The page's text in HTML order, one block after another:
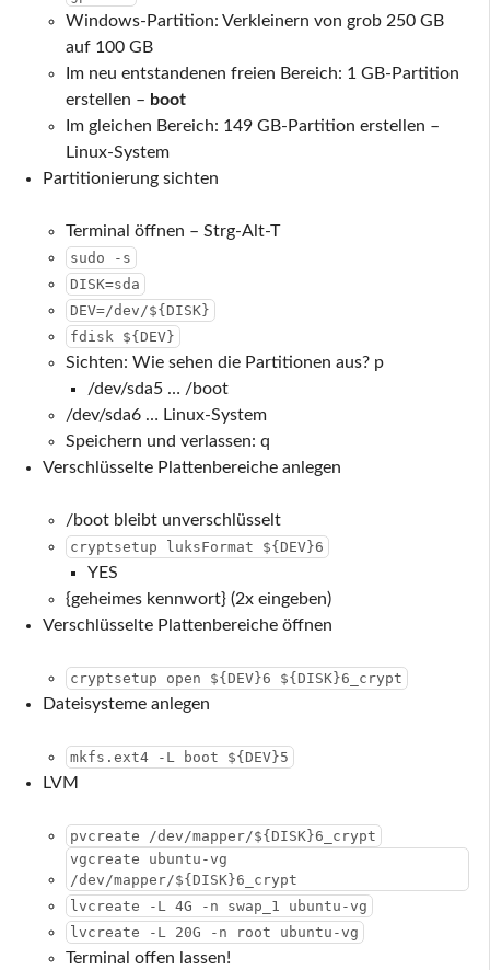
Windows-Partition: Verkleinern von grob 250 GB
auf 100 GB
Im neu entstandenen freien Bereich: 1 GB-Partition
erstellen – boot
Im gleichen Bereich: 149 GB-Partition erstellen –
Linux-System
Partitionierung sichten
Terminal öffnen – Strg-Alt-T
sudo -s
DISK=sda
DEV=/dev/${DISK}
fdisk ${DEV}
Sichten: Wie sehen die Partitionen aus? p
/dev/sda5 … /boot
/dev/sda6 … Linux-System
Speichern und verlassen: q
Verschlüsselte Plattenbereiche anlegen
/boot bleibt unverschlüsselt
cryptsetup luksFormat ${DEV}6
YES
{geheimes kennwort} (2x eingeben)
Verschlüsselte Plattenbereiche öffnen
cryptsetup open ${DEV}6 ${DISK}6_crypt
Dateisysteme anlegen
mkfs.ext4 -L boot ${DEV}5
LVM
pvcreate /dev/mapper/${DISK}6_crypt
vgcreate ubuntu-vg
/dev/mapper/${DISK}6_crypt
lvcreate -L 4G -n swap_1 ubuntu-vg
lvcreate -L 20G -n root ubuntu-vg
Terminal offen lassen!